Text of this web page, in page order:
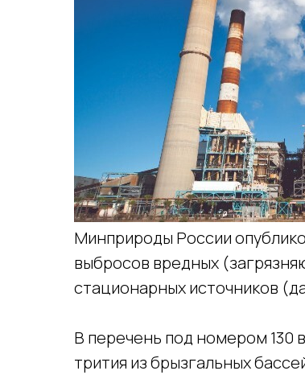
Минприроды России
выбросов вредных
стационарных источников
В перечень под номером 130
трития из брызгальных